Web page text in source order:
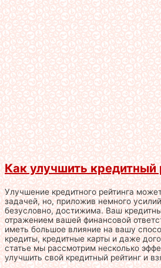
Как улучшить кредитный
Улучшение кредитного рейтинга
задачей, но, приложив немного
безусловно, достижима. Ваш
отражением вашей финансовой
иметь большое влияние на вашу
кредиты, кредитные карты и даже
статье мы рассмотрим несколько
улучшить свой кредитный рейтинг и